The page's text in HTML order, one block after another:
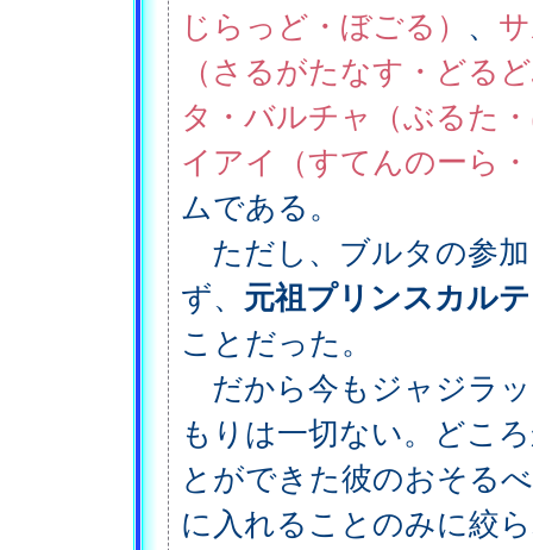
じらっど・ぼごる） 、
（さるがたなす・どる
タ・バルチャ（ぶるた
イアイ（すてんのーら
ムである。
ただし、ブルタの参
ず、 元祖プリンスカル
ことだった。
だから今もジャジラ
もりは一切ない。どこ
とができた彼のおそる
に入れることのみに絞